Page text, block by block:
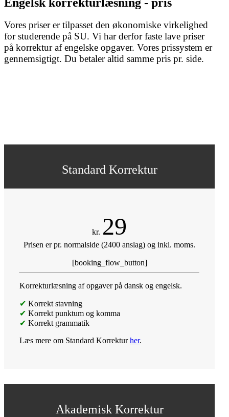
Vores priser er tilpasset den økonomiske virkelighed
for studerende på SU. Vi har derfor faste lave priser
på korrektur af engelske opgaver. Vores prissystem er
gennemsigtigt. Du betaler altid samme pris pr. side.
Standard Korrektur
kr. 29
Prisen er pr. normalside (2400 anslag) og inkl. moms.
[booking_flow_button]
Korrekturlæsning af opgaver på dansk og engelsk.
✔ Korrekt stavning
✔ Korrekt punktum og komma
✔ Korrekt grammatik
Læs mere om Standard Korrektur her.
Akademisk Korrektur